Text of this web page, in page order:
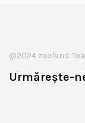
@2024 zooland.
Urmărește-